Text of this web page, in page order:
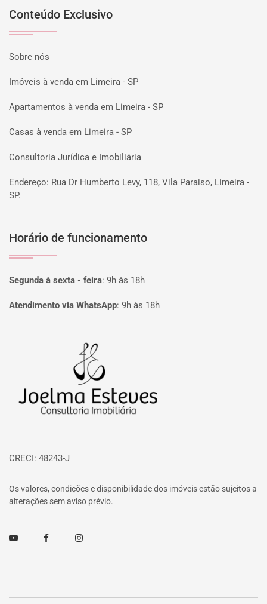
Conteúdo Exclusivo
Sobre nós
Imóveis à venda em Limeira - SP
Apartamentos à venda em Limeira - SP
Casas à venda em Limeira - SP
Consultoria Jurídica e Imobiliária
Endereço: Rua Dr Humberto Levy, 118, Vila Paraiso, Limeira -
SP.
Horário de funcionamento
Segunda à sexta - feira: 9h às 18h
Atendimento via WhatsApp: 9h às 18h
CRECI: 48243-J
Os valores, condições e disponibilidade dos imóveis estão sujeitos a
alterações sem aviso prévio.
Youtube FacebookInstagram